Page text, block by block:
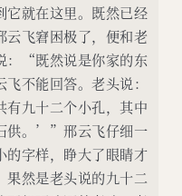
它就在这里。既然已经
飞窘困极了，便和老
：“既然说是你家的东
不能回答。老头说：
有九十二个小孔，其中
供。’”邢云飞仔细一
的字样，睁大了眼睛才
果然是老头说的九十二